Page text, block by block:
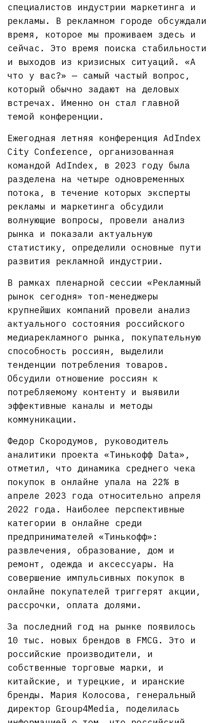
специалистов индустрии маркетинга и
рекламы. В рекламном городе обсуждали
время, которое мы проживаем здесь и
сейчас. Это время поиска стабильности
и выходов из кризисных ситуаций. «А
что у вас?» — самый частый вопрос,
который обычно задают на деловых
встречах. Именно он стал главной
темой конференции.
Ежегодная летняя конференция AdIndex
City Conference, организованная
командой AdIndex, в 2023 году была
разделена на четыре одновременных
потока, в течение которых эксперты
рекламы и маркетинга обсудили
волнующие вопросы, провели анализ
рынка и показали актуальную
статистику, определили основные пути
развития рекламной индустрии.
В рамках пленарной сессии «Рекламный
рынок сегодня» топ-менеджеры
крупнейших компаний провели анализ
актуального состояния российского
медиарекламного рынка, покупательную
способность россиян, выделили
тенденции потребления товаров.
Обсудили отношение россиян к
потребляемому контенту и выявили
эффективные каналы и методы
коммуникации.
Федор Скородумов, руководитель
аналитики проекта «Тинькофф Data»,
отметил, что динамика среднего чека
покупок в онлайне упала на 22% в
апреле 2023 года относительно апреля
2022 года. Наиболее перспективные
категории в онлайне среди
предпринимателей «Тинькофф»:
развлечения, образование, дом и
ремонт, одежда и аксессуары. На
совершение импульсивных покупок в
онлайне покупателей триггерят акции,
рассрочки, оплата долями.
За последний год на рынке появилось
10 тыс. новых брендов в FMCG. Это и
российские производители, и
собственные торговые марки, и
китайские, и турецкие, и иранские
бренды. Мария Колосова, генеральный
директор Group4Media, поделилась